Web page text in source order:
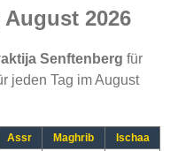
2026
Senftenberg für
jeden Tag im August
Assr Maghrib
Ischaa